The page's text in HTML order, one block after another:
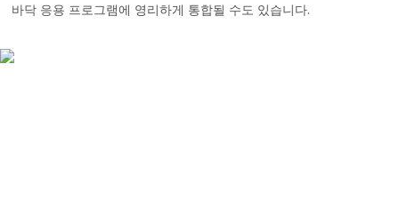
바닥 응용 프로그램에 영리하게 통합될 수도 있습니다.